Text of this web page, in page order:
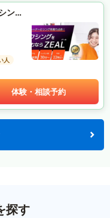
ZEAL BOXING FITNESS（ジール ボクシング フィットネス）
人
体験・相談予約
探す